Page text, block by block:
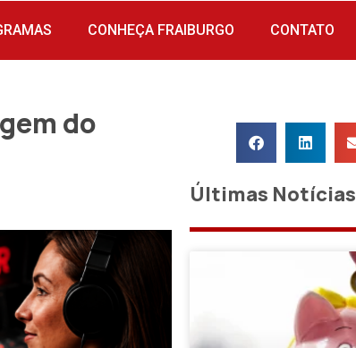
CONHEÇA FRAIBURGO CONTATO
do
Últimas Notícias